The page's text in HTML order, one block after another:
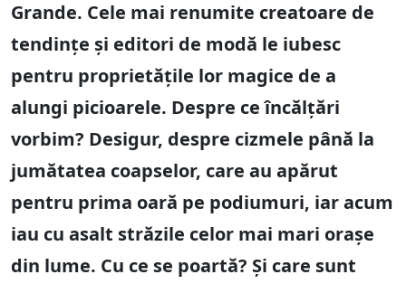
Grande. Cele mai renumite creatoare de
tendințe și editori de modă le iubesc
pentru proprietățile lor magice de a
alungi picioarele. Despre ce încălțări
vorbim? Desigur, despre cizmele până la
jumătatea coapselor, care au apărut
pentru prima oară pe podiumuri, iar acum
iau cu asalt străzile celor mai mari orașe
din lume. Cu ce se poartă? Și care sunt